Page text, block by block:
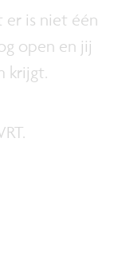
er is niet één
open en jij
krijgt.